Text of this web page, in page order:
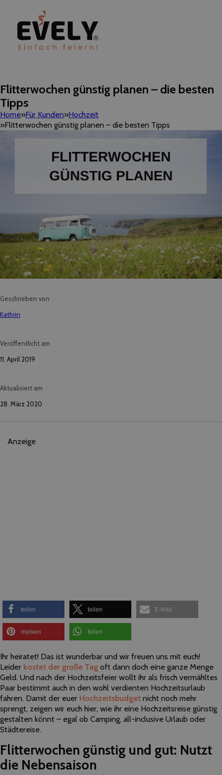
Flitterwochen günstig planen – die besten
Tipps
Home Für Kunden Hochzeit
Flitterwochen günstig planen – die besten Tipps
Geschrieben von
Kathrin
Veröffentlicht am
11. April 2019
Aktualisiert am
28. März 2020
Anzeige
teilen teilen E-Mail
merken teilen
Ihr heiratet! Das ist wunderbar und wir freuen uns mit euch!
Leider kostet der große Tag oft dann doch eine ganze Menge
Geld. Und nach der Hochzeitsfeier wollt ihr als frisch vermähltes
Paar bestimmt auch in den wohl verdienten Hochzeitsurlaub
fahren. Damit der euer Hochzeitsbudget nicht noch mehr
sprengt, zeigen wir euch hier, wie ihr eine Hochzeitsreise günstig
gestalten könnt – egal ob Camping, all-inclusive Urlaub oder
Städtereise.
Flitterwochen günstig und gut: Nutzt
die Nebensaison